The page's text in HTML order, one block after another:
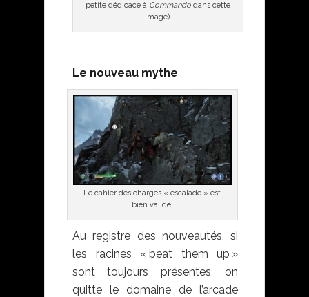
petite dédicace à Commando dans cette
image).
Le nouveau mythe
Le cahier des charges « escalade » est
bien validé.
Au registre des nouveautés, si
les racines « beat them up »
sont toujours présentes, on
quitte le domaine de l’arcade